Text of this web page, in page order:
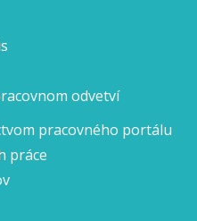
odvetví
pracovného portálu
práce